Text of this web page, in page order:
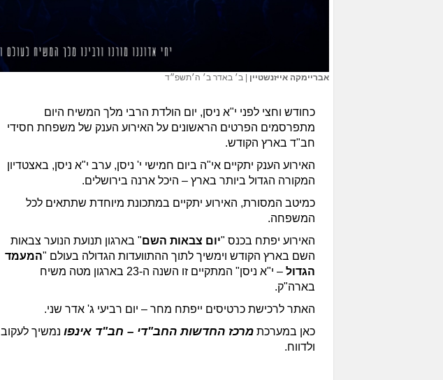
אבריימקה אייזנשטיין | ב׳ באדר ב׳ ה׳תשפ״ד
כחודש וחצי לפני י"א ניסן, יום הולדת הרבי מלך המשיח היום
מתפרסמים הפרטים הראשונים על האירוע הענק של משפחת חסידי
חב"ד בארץ הקודש.
האירוע הענק יתקיים אי"ה ביום חמישי י' ניסן, ערב י"א ניסן, באצטדיון
המקורה הגדול ביותר בארץ – היכל ארנה בירושלים.
כמיטב המסורת, האירוע יתקיים במתכונת מיוחדת שתתאים לכל
המשפחה.
האירוע יפתח בכנס "יום צבאות השם" בארגון תנועת הנוער צבאות
השם בארץ הקודש וימשיך לתוך ההתוועדות הגדולה בעולם "המעמד
הגדול
– י"א ניסן" המתקיים זו השנה ה-23 בארגון מטה משיח
בארה"ק.
האתר לרכישת כרטיסים ייפתח מחר – יום רביעי ג' אדר שני.
כאן במערכת מרכז החדשות החב"די – חב"ד אינפו נמשיך לעקוב
ולדווח.